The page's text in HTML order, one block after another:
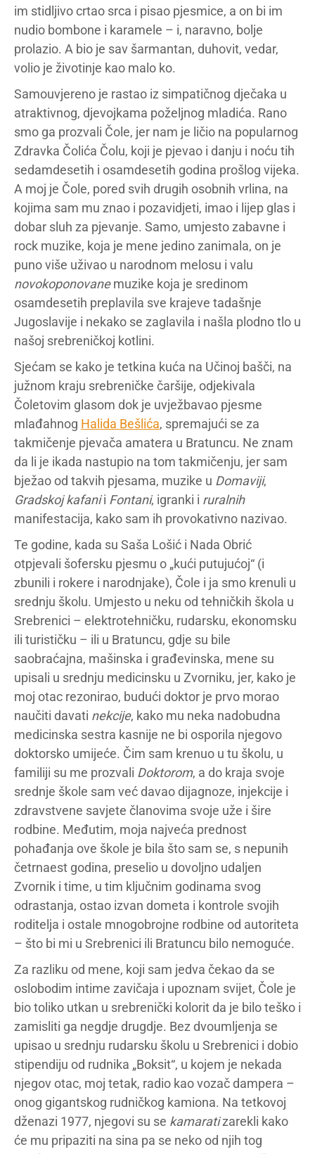
im stidljivo crtao srca i pisao pjesmice, a on bi im
nudio bombone i karamele – i, naravno, bolje
prolazio. A bio je sav šarmantan, duhovit, vedar,
volio je životinje kao malo ko.
Samouvjereno je rastao iz simpatičnog dječaka u
atraktivnog, djevojkama poželjnog mladića. Rano
smo ga prozvali Čole, jer nam je ličio na popularnog
Zdravka Čolića Čolu, koji je pjevao i danju i noću tih
sedamdesetih i osamdesetih godina prošlog vijeka.
A moj je Čole, pored svih drugih osobnih vrlina, na
kojima sam mu znao i pozavidjeti, imao i lijep glas i
dobar sluh za pjevanje. Samo, umjesto zabavne i
rock muzike, koja je mene jedino zanimala, on je
puno više uživao u narodnom melosu i valu
novokoponovanemuzike koja je sredinom
osamdesetih preplavila sve krajeve tadašnje
Jugoslavije i nekako se zaglavila i našla plodno tlo u
našoj srebreničkoj kotlini.
Sjećam se kako je tetkina kuća na Učinoj bašči, na
južnom kraju srebreničke čaršije, odjekivala
Čoletovim glasom dok je uvježbavao pjesme
mlađahnog Halida Bešlića, spremajući se za
takmičenje pjevača amatera u Bratuncu. Ne znam
da li je ikada nastupio na tom takmičenju, jer sam
bježao od takvih pjesama, muzike u Domaviji,
Gradskoj kafanii Fontani, igranki i ruralnih
manifestacija, kako sam ih provokativno nazivao.
Te godine, kada su Saša Lošić i Nada Obrić
otpjevali šofersku pjesmu o „kući putujućoj“ (i
zbunili i rokere i narodnjake), Čole i ja smo krenuli u
srednju školu. Umjesto u neku od tehničkih škola u
Srebrenici – elektrotehničku, rudarsku, ekonomsku
ili turističku – ili u Bratuncu, gdje su bile
saobraćajna, mašinska i građevinska, mene su
upisali u srednju medicinsku u Zvorniku, jer, kako je
moj otac rezonirao, budući doktor je prvo morao
naučiti davati nekcije, kako mu neka nadobudna
medicinska sestra kasnije ne bi osporila njegovo
doktorsko umijeće. Čim sam krenuo u tu školu, u
familiji su me prozvali Doktorom, a do kraja svoje
srednje škole sam već davao dijagnoze, injekcije i
zdravstvene savjete članovima svoje uže i šire
rodbine. Međutim, moja najveća prednost
pohađanja ove škole je bila što sam se, s nepunih
četrnaest godina, preselio u dovoljno udaljen
Zvornik i time, u tim ključnim godinama svog
odrastanja, ostao izvan dometa i kontrole svojih
roditelja i ostale mnogobrojne rodbine od autoriteta
– što bi mi u Srebrenici ili Bratuncu bilo nemoguće.
Za razliku od mene, koji sam jedva čekao da se
oslobodim intime zavičaja i upoznam svijet, Čole je
bio toliko utkan u srebrenički kolorit da je bilo teško i
zamisliti ga negdje drugdje. Bez dvoumljenja se
upisao u srednju rudarsku školu u Srebrenici i dobio
stipendiju od rudnika „Boksit“, u kojem je nekada
njegov otac, moj tetak, radio kao vozač dampera –
onog gigantskog rudničkog kamiona. Na tetkovoj
dženazi 1977, njegovi su se kamaratizarekli kako
će mu pripaziti na sina pa se neko od njih tog